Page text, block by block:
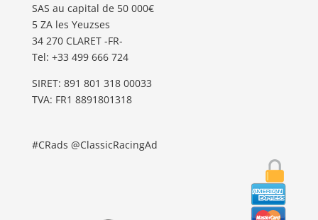
SAS au capital de 50 000€
5 ZA les Yeuzses
34 270 CLARET -FR-
Tel: ‭+33 499 666 724‬
SIRET: 891 801 318 00033
TVA: FR1 8891801318
#CRads @ClassicRacingAd